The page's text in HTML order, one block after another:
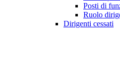
Posti di
Ruolo
Dirigenti cessati